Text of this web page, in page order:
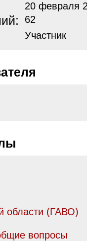
20 февраля
62
Участник
области (ГАВО)
вопросы